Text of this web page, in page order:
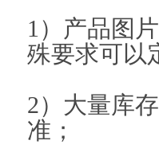
1）产品图
殊要求可以
2）大量库
准；